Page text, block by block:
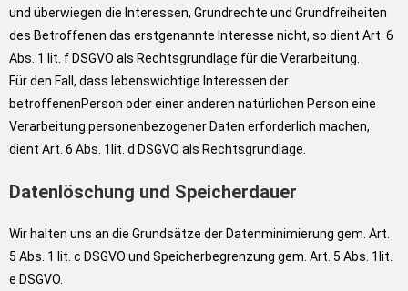
und überwiegen die Interessen, Grundrechte und Grundfreiheiten
des Betroffenen das erstgenannte Interesse nicht, so dient Art. 6
Abs. 1 lit. f DSGVO als Rechtsgrundlage für die Verarbeitung.
Für den Fall, dass lebenswichtige Interessen der
betroffenenPerson oder einer anderen natürlichen Person eine
Verarbeitung personenbezogener Daten erforderlich machen,
dient Art. 6 Abs. 1lit. d DSGVO als Rechtsgrundlage.
Datenlöschung und Speicherdauer
Wir halten uns an die Grundsätze der Datenminimierung gem. Art.
5 Abs. 1 lit. c DSGVO und Speicherbegrenzung gem. Art. 5 Abs. 1lit.
e DSGVO.